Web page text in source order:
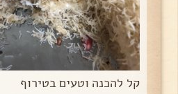
קל להכנה וטעים בטירוף